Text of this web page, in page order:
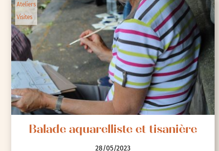
Ateliers
Visites
Balade aquarelliste et tisanière
28/05/2023